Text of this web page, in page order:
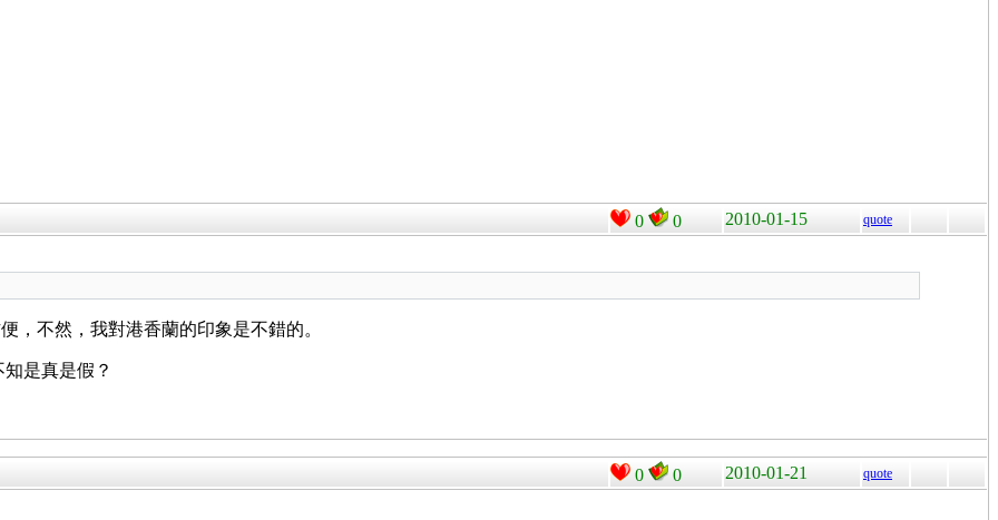
0 0 2010-01-15 quote
，不然，我對港香蘭的印象是不錯的。
是真是假？
0 0 2010-01-21 quote